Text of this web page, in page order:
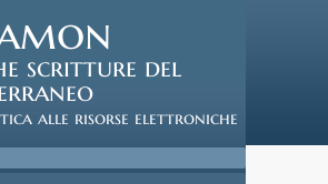
scritture del
alle risorse elettroniche